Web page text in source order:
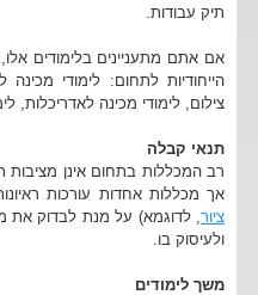
תיק עבודות.
אם אתם מתעניינים בלימודים אלו,
הייחודיות לתחום: לימודי מכינה
צילום, לימודי מכינה לאדריכלות,
תנאי קבלה
רב המכללות בתחום אינן מציבות
אך מכללות אחדות עורכות
ציור, לדוגמא) על מנת לבדוק את
ולעיסוק בו.
משך לימודים